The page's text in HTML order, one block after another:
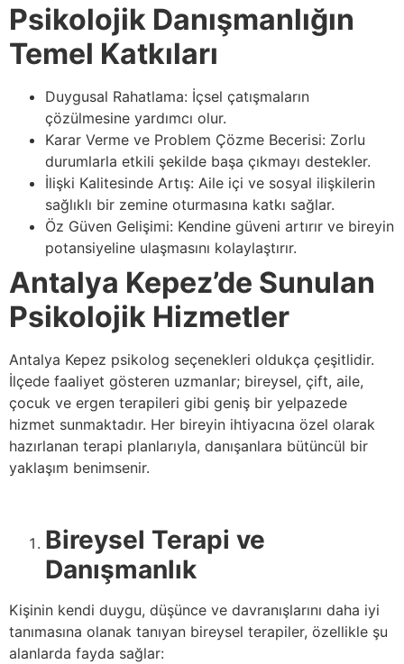
Psikolojik Danışmanlığın
Temel Katkıları
Duygusal Rahatlama: İçsel çatışmaların
çözülmesine yardımcı olur.
Karar Verme ve Problem Çözme Becerisi: Zorlu
durumlarla etkili şekilde başa çıkmayı destekler.
İlişki Kalitesinde Artış: Aile içi ve sosyal ilişkilerin
sağlıklı bir zemine oturmasına katkı sağlar.
Öz Güven Gelişimi: Kendine güveni artırır ve bireyin
potansiyeline ulaşmasını kolaylaştırır.
Antalya Kepez’de Sunulan
Psikolojik Hizmetler
Antalya Kepez psikolog seçenekleri oldukça çeşitlidir.
İlçede faaliyet gösteren uzmanlar; bireysel, çift, aile,
çocuk ve ergen terapileri gibi geniş bir yelpazede
hizmet sunmaktadır. Her bireyin ihtiyacına özel olarak
hazırlanan terapi planlarıyla, danışanlara bütüncül bir
yaklaşım benimsenir.
Bireysel Terapi ve
Danışmanlık
Kişinin kendi duygu, düşünce ve davranışlarını daha iyi
tanımasına olanak tanıyan bireysel terapiler, özellikle şu
alanlarda fayda sağlar: